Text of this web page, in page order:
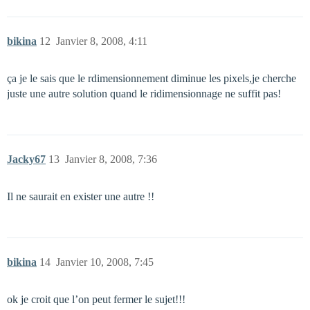
bikina Janvier 8, 2008, 4:11
12
ça je le sais que le rdimensionnement diminue les pixels,je cherche
juste une autre solution quand le ridimensionnage ne suffit pas!
Jacky67 Janvier 8, 2008, 7:36
13
Il ne saurait en exister une autre !!
bikina Janvier 10, 2008, 7:45
14
ok je croit que l’on peut fermer le sujet!!!